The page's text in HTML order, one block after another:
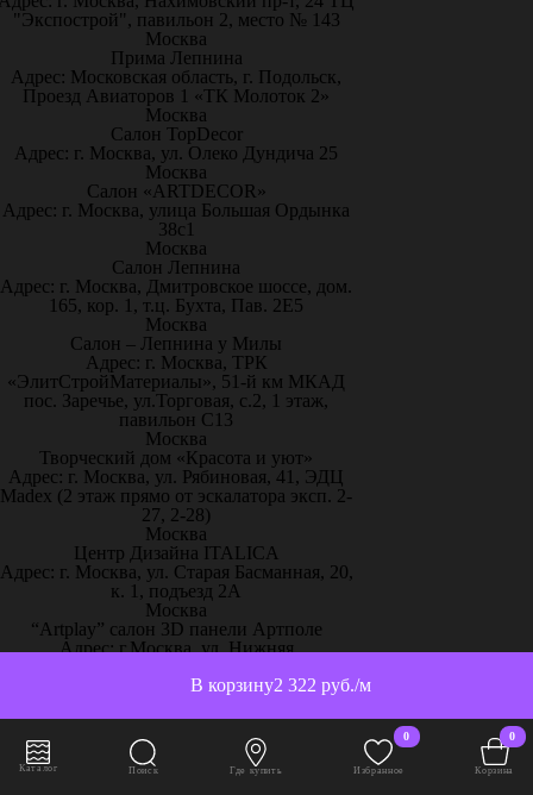
2 322 руб./м
В корзину
"Экспострой", павильон 2, место № 143
Москва
Прима Лепнина
Адрес: Московская область, г. Подольск,
Проезд Авиаторов 1 «ТК Молоток 2»
Москва
Салон TopDecor
Адрес: г. Москва, ул. Олеко Дундича 25
Москва
Салон «ARTDECOR»
Адрес: г. Москва, улица Большая Ордынка
38с1
Москва
Салон Лепнина
Адрес: г. Москва, Дмитровское шоссе, дом.
165, кор. 1, т.ц. Бухта, Пав. 2Е5
Москва
Салон – Лепнина у Милы
Адрес: г. Москва, ТРК
«ЭлитСтройМатериалы», 51-й км МКАД
пос. Заречье, ул.Торговая, с.2, 1 этаж,
павильон С13
Москва
Творческий дом «Красота и уют»
Адрес: г. Москва, ул. Рябиновая, 41, ЭДЦ
Madex (2 этаж прямо от эскалатора эксп. 2-
27, 2-28)
Москва
Центр Дизайна ITALICA
Адрес: г. Москва, ул. Старая Басманная, 20,
к. 1, подъезд 2А
Москва
“Artplay” салон 3D панели Артполе
Адрес: г.Москва, ул. Нижняя
Москва
Адрес: г. Москва, 65 км МКАД, дом
выставочный 18/11
Москва
“Декор-Интерьер” ТЦ «Family Room»
Каталог Поиск Где купить
0
Избранное
0
Корзина